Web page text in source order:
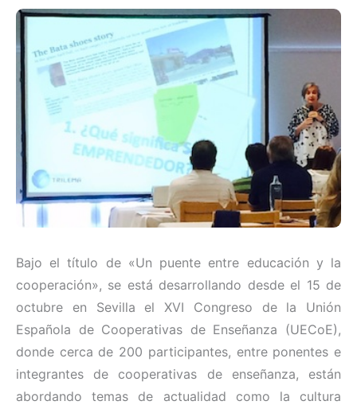
Bajo el título de «Un puente entre educación y la
cooperación», se está desarrollando desde el 15 de
octubre en Sevilla el XVI Congreso de la Unión
Española de Cooperativas de Enseñanza (UECoE),
donde cerca de 200 participantes, entre ponentes e
integrantes de cooperativas de enseñanza, están
abordando temas de actualidad como la cultura